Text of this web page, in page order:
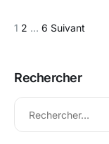
1 2 … 6 Suivant
Rechercher